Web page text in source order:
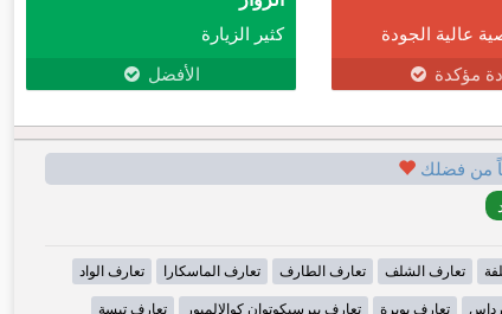
عالية الجودة
مؤكدة
كثير الزيارة
الأفضل
من فضلك
تعارف الشلف تعارف الطارف تعارف الماسكارا تعارف الواد
تعارف بويرة تعارف بيرسيكوتوان كوالالمبور تعارف تبسة